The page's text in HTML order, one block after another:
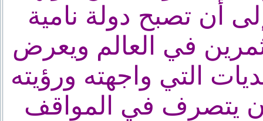
أن تصبح دولة نامية
في العالم ويعرض
التي واجهته ورؤيته
يتصرف في المواقف